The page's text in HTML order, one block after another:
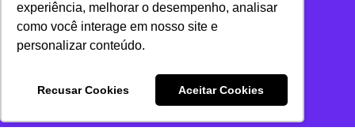
experiência, melhorar o desempenho, analisar
como você interage em nosso site e
personalizar conteúdo.
Recusar Cookies Aceitar Cookies
Copyright 2020 – Todos os direitos reservados.